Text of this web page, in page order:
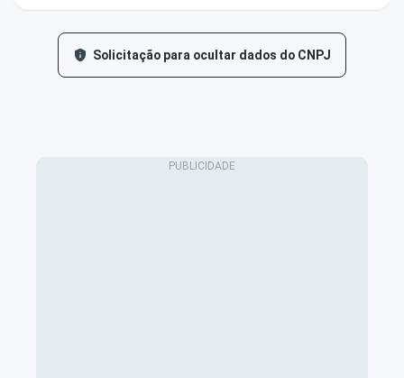
Solicitação para ocultar dados do CNPJ